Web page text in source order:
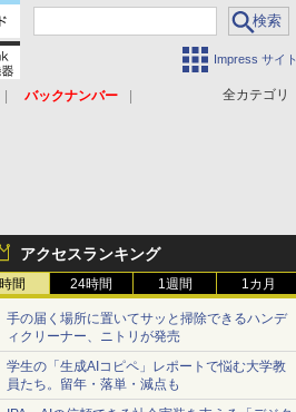
Impress サイト
全カテゴリ
バックナンバー
アクセスランキング
間 24時間 1週間 1カ月
手の届く場所に置いてサッと掃除できるハンデ
ィクリーナー、ニトリが発売
学生の「生成AIコピペ」レポートで悩む大学教
員たち。留年・落単・減点も